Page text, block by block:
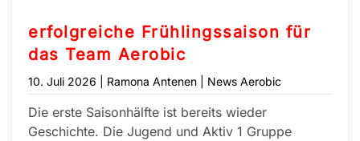
erfolgreiche Frühlingssaison für
das Team Aerobic
10. Juli 2026 | Ramona Antenen | News Aerobic
Die erste Saisonhälfte ist bereits wieder
Geschichte. Die Jugend und Aktiv 1 Gruppe